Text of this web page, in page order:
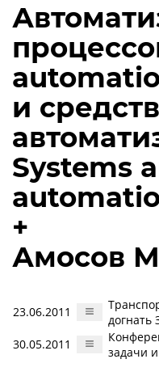
и
Systems
+
Амосов
23.06.2011
догнать
30.05.2011
задачи